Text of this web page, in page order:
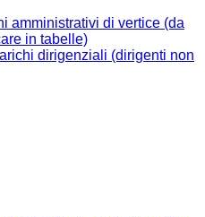
amministrativi di vertice (da
in tabelle)
dirigenziali (dirigenti non